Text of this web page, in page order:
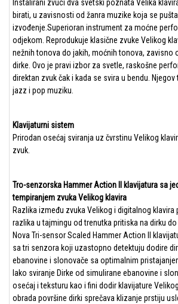
Instalirani zvuci dva svetski poznata Velika
birati, u zavisnosti od žanra muzike koja se
izvođenje.Superioran instrument za moćne
odjekom. Reprodukuje klasične zvuke Velikog
nežnih tonova do jakih, moćnih tonova, zavisno
dirke. Ovo je pravi izbor za svetle, raskošne
direktan zvuk čak i kada se svira u bendu.
jazz i pop muziku.
Klavijaturni sistem
Prirodan osećaj sviranja uz čvrstinu Velikog
zvuk.
Tro-senzorska Hammer Action II klavijatura sa
tempiranjem zvuka Velikog klavira
Razlika između zvuka Velikog i digitalnog klavira
razlika u tajmingu od trenutka pritiska na dirku do
Nova Tri-sensor Scaled Hammer Action II
sa tri senzora koji uzastopno detektuju dodire
ebanovine i slonovače sa optimalnim
lako sviranje Dirke od simulirane ebanovine i
osećaj i teksturu kao i fini dodir klavijature
obrada površine dirki sprečava klizanje prstiju